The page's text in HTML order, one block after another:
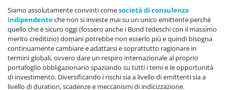
Siamo assolutamente convinti comesocietà di consulenza
indipendenteche non si investe mai su un unico emittente perché
quello che è sicuro oggi (fossero anche i Bund tedeschi con il massimo
merito creditizio) domani potrebbe non esserlo più e quindi bisogna
continuamente cambiare e adattarsi e soprattutto ragionare in
termini globali, ovvero dare un respiro internazionale al proprio
portafoglio obbligazionario spaziando su tutti i temi e le opportunità
di investimento. Diversificando i rischi sia a livello di emittenti sia a
livello di duration, scadenze e meccanismi di indicizzazione.